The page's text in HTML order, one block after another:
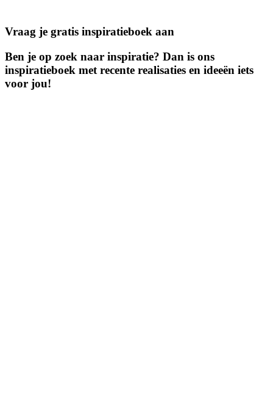
Vraag je gratis inspiratieboek aan
Ben je op zoek naar inspiratie? Dan is ons
inspiratieboek met recente realisaties en ideeën iets
voor jou!